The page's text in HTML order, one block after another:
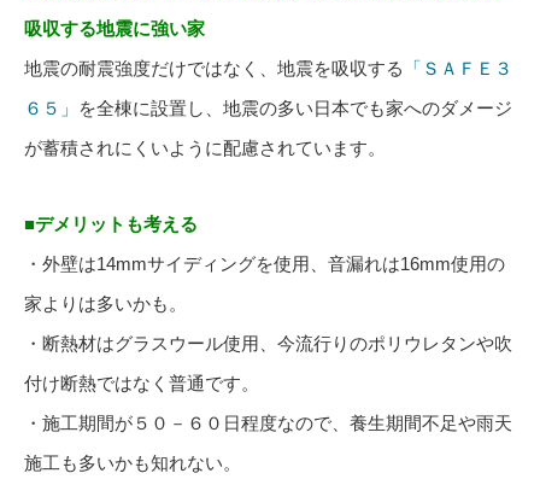
吸収する地震に強い家
地震の耐震強度だけではなく、地震を吸収する
「ＳＡＦＥ３
６５」
を全棟に設置し、地震の多い日本でも家へのダメージ
が蓄積されにくいように配慮されています。
■デメリットも考える
・外壁は14mmサイディングを使用、音漏れは16mm使用の
家よりは多いかも。
・断熱材はグラスウール使用、今流行りのポリウレタンや吹
付け断熱ではなく普通です。
・施工期間が５０－６０日程度なので、養生期間不足や雨天
施工も多いかも知れない。